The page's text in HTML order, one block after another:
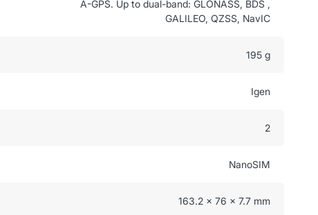
A-GPS. Up to dual-band: GLONASS, BDS ,
GALILEO, QZSS, NavIC
195 g
Igen
2
NanoSIM
163.2 x 76 x 7.7 mm